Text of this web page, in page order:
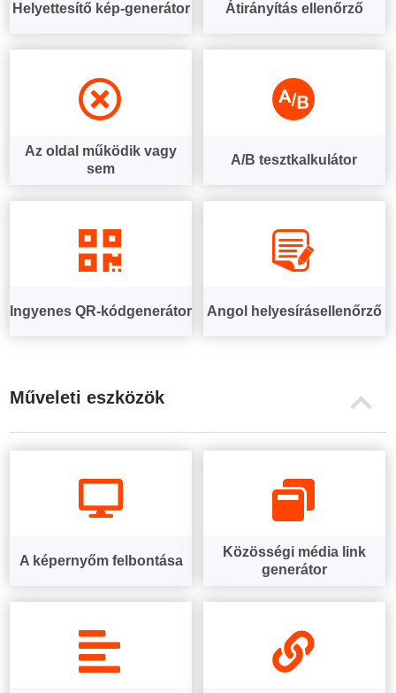
Helyettesítő kép-generátor Átirányítás ellenőrző
Az oldal működik vagy
sem
A/B tesztkalkulátor
Ingyenes QR-kódgenerátor Angol helyesírásellenőrző
Műveleti eszközök
A képernyőm felbontása
Közösségi média link
generátor